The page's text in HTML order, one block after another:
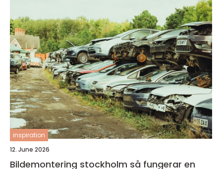
inspiration
12. June 2026
Bildemontering stockholm så fungerar en